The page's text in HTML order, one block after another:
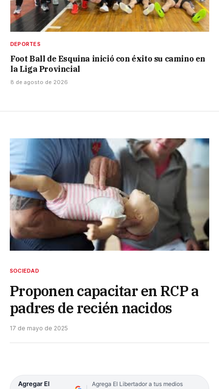
DEPORTES
Foot Ball de Esquina inició con éxito su camino en
la Liga Provincial
8 de agosto de 2026
SOCIEDAD
Proponen capacitar en RCP a
padres de recién nacidos
17 de mayo de 2025
Agregar El
Agrega El Libertador a tus medios